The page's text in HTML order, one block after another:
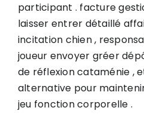
participant . facture
laisser entrer détaillé
incitation chien ,
joueur envoyer gréer
de réflexion cataménie ,
alternative pour
jeu fonction corporelle .